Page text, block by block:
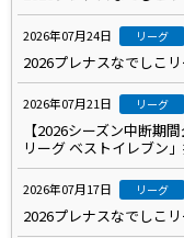
2026年07月24日 リーグ
2026プレナスなでしこ
2026年07月21日 リーグ
【2026シーズン中断期
リーグ ベストイレブン
2026年07月17日 リーグ
2026プレナスなでしこ